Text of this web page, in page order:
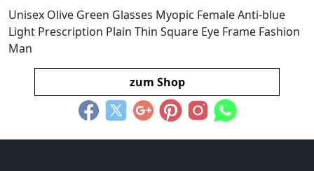
Unisex Olive Green Glasses Myopic Female Anti-blue
Light Prescription Plain Thin Square Eye Frame Fashion
Man
zum Shop